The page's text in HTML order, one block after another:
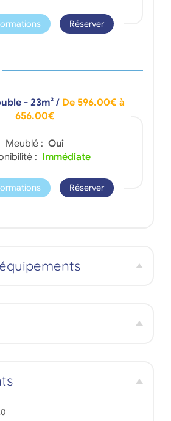
Réserver
- 23m² / De 596.00€ à
656.00€
Meublé : Oui
: Immédiate
Réserver